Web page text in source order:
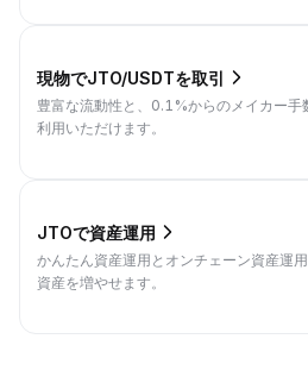
現物でJTO/USDTを取引
豊富な流動性と、0.1%からのメイカー手
利用いただけます。
JTOで資産運用
かんたん資産運用とオンチェーン資産運
資産を増やせます。